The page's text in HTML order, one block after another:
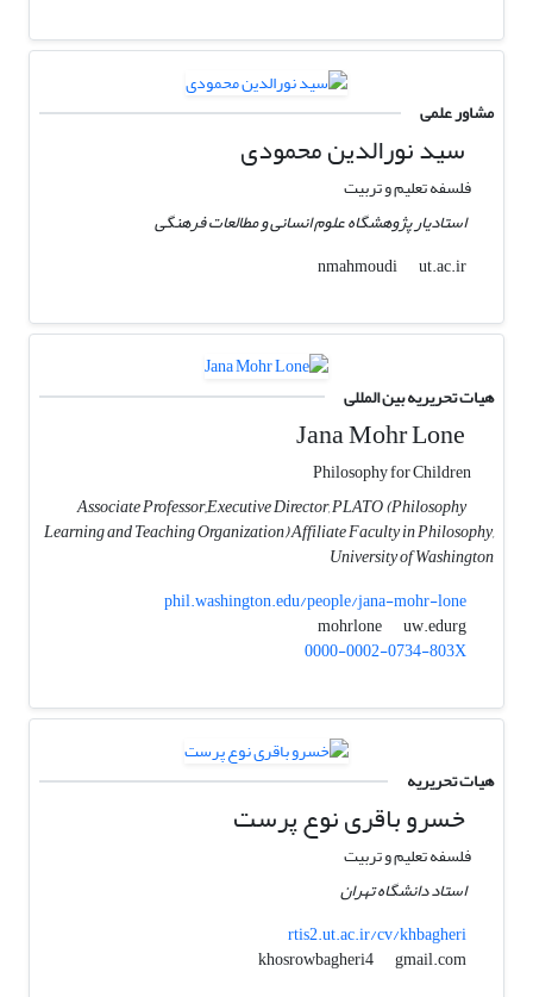
مشاور علمی
سید نورالدین محمودی
فلسفه تعلیم و تربیت
استادیار پژوهشگاه علوم انسانی و مطالعات فرهنگی
nmahmoudi
ut.ac.ir
هیات تحریریه بین المللی
Philosophy for Children
Associate Professor,,Executive Director, PLATO (Philosophy
Learning and Teaching Organization) Affiliate Faculty in Philosophy,
University of Washington
phil.washington.edu/people/jana-mohr-lone
mohrlone
uw.edurg
0000-0002-0734-803X
هیات تحریریه
خسرو باقری نوع پرست
فلسفه تعلیم و تربیت
استاد دانشگاه تهران
rtis2.ut.ac.ir/cv/khbagheri
khosrowbagheri4
gmail.com